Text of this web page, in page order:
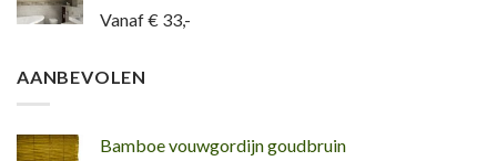
Vanaf € 33,-
AANBEVOLEN
Bamboe vouwgordijn goudbruin